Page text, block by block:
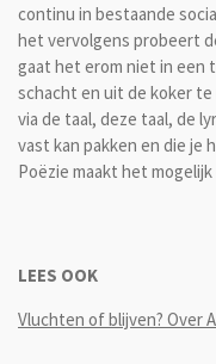
continu in bestaande
het vervolgens probeert
gaat het erom niet in een
schacht en uit de koker
via de taal, deze taal, de
vast kan pakken en die je
Poëzie maakt het
LEES OOK
Vluchten of blijven? Over